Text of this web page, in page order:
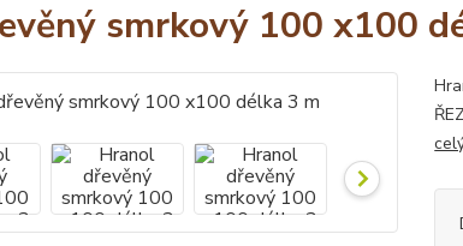
smrkový 100 x100